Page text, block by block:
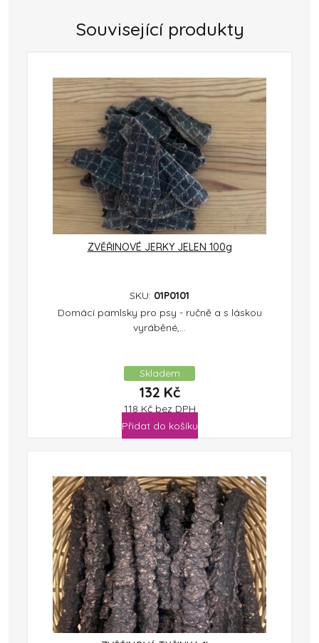
Související produkty
ZVĚŘINOVÉ JERKY JELEN 100g
SKU: 01P0101
Domácí pamlsky pro psy - ručně a s láskou
vyráběné,...
Skladem
132 Kč
118 Kč bez DPH
Přidat do košíku